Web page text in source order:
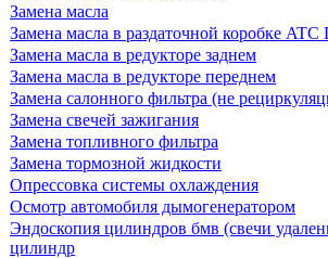
Замена масла
Замена масла в раздаточной коробке ATC
Замена масла в редукторе заднем
Замена масла в редукторе переднем
Замена салонного фильтра (не
Замена свечей зажигания
Замена топливного фильтра
Замена тормозной жидкости
Опрессовка системы охлаждения
Осмотр автомобиля дымогенератором
Эндоскопия цилиндров бмв (свечи
цилиндр